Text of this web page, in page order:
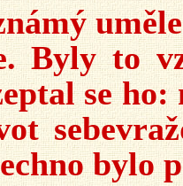
Byly to
se
bylo